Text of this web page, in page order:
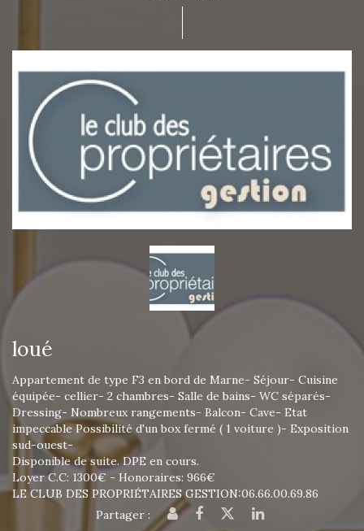
loué
Appartement de type F3 en bord de Marne- Séjour- Cuisine
équipée- cellier- 2 chambres- Salle de bains- WC séparés-
Dressing- Nombreux rangements- Balcon- Cave- Etat
impeccable Possibilité d'un box fermé ( 1 voiture )- Exposition
sud-ouest-
Disponible de suite. DPE en cours.
Loyer C.C: 1300€ - Honoraires: 966€
LE CLUB DES PROPRIÉTAIRES GESTION:06.66.00.69.86
Partager :